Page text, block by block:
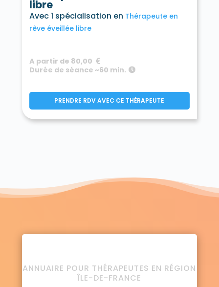
libre
Avec 1 spécialisation en Thérapeute en
rêve éveillée libre
A partir de 80,00
Durée de séance ~60 min.
PRENDRE RDV AVEC CE THÉRAPEUTE
ANNUAIRE POUR THÉRAPEUTES EN RÉGION
ÎLE-DE-FRANCE